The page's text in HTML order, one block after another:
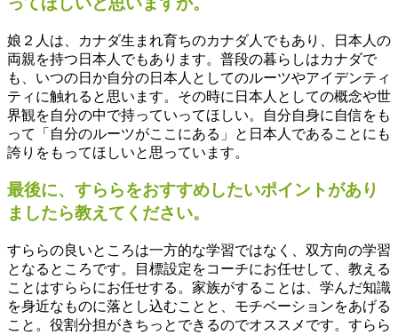
娘２人は、カナダ生まれ育ちのカナダ人でもあり、日本人の
両親を持つ日本人でもあります。普段の暮らしはカナダで
も、いつの日か自分の日本人としてのルーツやアイデンティ
ティに触れると思います。その時に日本人としての概念や世
界観を自分の中で持っていってほしい。自分自身に自信をも
って「自分のルーツがここにある」と日本人であることにも
誇りをもってほしいと思っています。
最後に、すららをおすすめしたいポイントがあり
ましたら教えてください。
すららの良いところは一方的な学習ではなく、双方向の学習
となるところです。目標設定をコーチにお任せして、教える
ことはすららにお任せする。家族がすることは、学んだ知識
を身近なものに落とし込むことと、モチベーションをあげる
こと。役割分担がきちっとできるのでオススメです。すらら